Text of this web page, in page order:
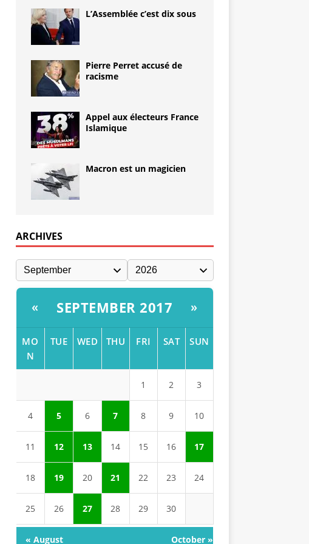
L’Assemblée c’est dix sous
Pierre Perret accusé de
racisme
Appel aux électeurs France
Islamique
Macron est un magicien
ARCHIVES
« SEPTEMBER 2017 »
MO
N
TUE WED THU FRI SAT SUN
1 2 3
4 5 6 7 8 9 10
11 12 13 14 15 16 17
18 19 20 21 22 23 24
25 26 27 28 29 30
« August October »